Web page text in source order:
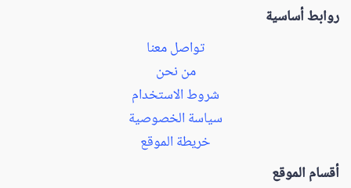
روابط أساسية
تواصل معنا
من نحن
شروط الاستخدام
سياسة الخصوصية
خريطة الموقع
أقسام الموقع